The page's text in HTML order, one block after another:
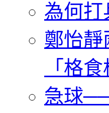
為何打
鄭怡靜
「格
急球